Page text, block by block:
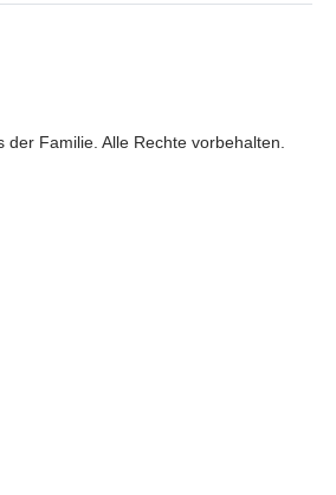
Familie. Alle Rechte vorbehalten.